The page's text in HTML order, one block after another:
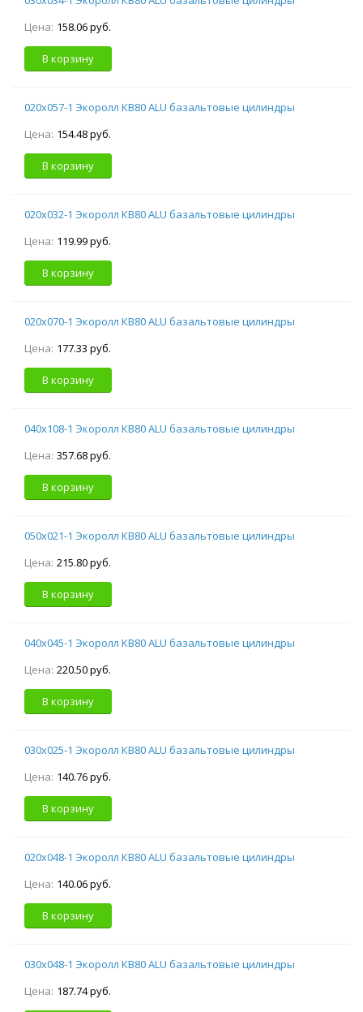
Цена: 158.06 руб.
В корзину
020х057-1 Экоролл КВ80 ALU базальтовые цилиндры
Цена: 154.48 руб.
В корзину
020х032-1 Экоролл КВ80 ALU базальтовые цилиндры
Цена: 119.99 руб.
В корзину
020х070-1 Экоролл КВ80 ALU базальтовые цилиндры
Цена: 177.33 руб.
В корзину
040х108-1 Экоролл КВ80 ALU базальтовые цилиндры
Цена: 357.68 руб.
В корзину
050х021-1 Экоролл КВ80 ALU базальтовые цилиндры
Цена: 215.80 руб.
В корзину
040х045-1 Экоролл КВ80 ALU базальтовые цилиндры
Цена: 220.50 руб.
В корзину
030х025-1 Экоролл КВ80 ALU базальтовые цилиндры
Цена: 140.76 руб.
В корзину
020х048-1 Экоролл КВ80 ALU базальтовые цилиндры
Цена: 140.06 руб.
В корзину
030х048-1 Экоролл КВ80 ALU базальтовые цилиндры
Цена: 187.74 руб.